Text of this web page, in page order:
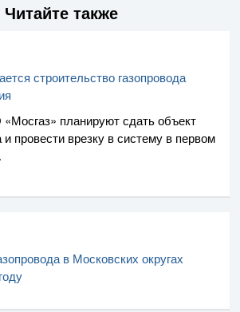
Читайте также
строительство газопровода
планируют сдать объект
провести врезку в систему в первом
.
в Московских округах